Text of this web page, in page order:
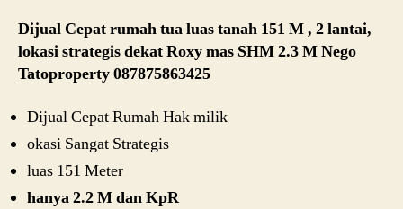
Dijual Cepat rumah tua luas tanah 151 M , 2 lantai,
lokasi strategis dekat Roxy mas SHM 2.3 M Nego
Tatoproperty 087875863425
Dijual Cepat Rumah Hak milik
okasi Sangat Strategis
luas 151 Meter
hanya 2.2 M dan KpR